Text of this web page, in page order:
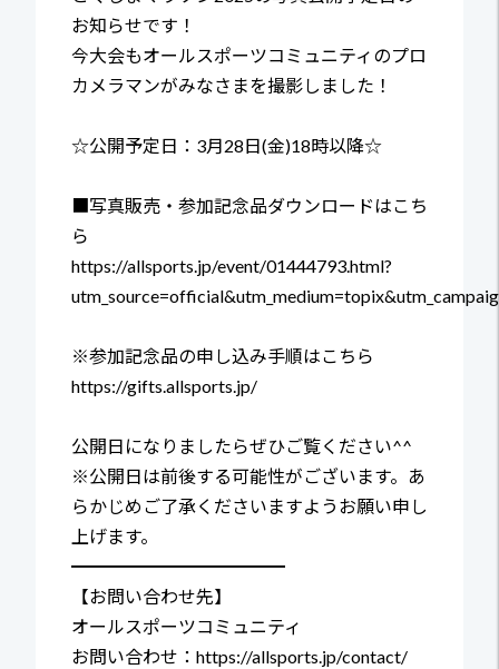
お知らせです！
今大会もオールスポーツコミュニティのプロ
カメラマンがみなさまを撮影しました！
☆公開予定日：3月28日(金)18時以降☆
■写真販売・参加記念品ダウンロードはこち
ら
https://allsports.jp/event/01444793.html?
※参加記念品の申し込み手順はこちら
https://gifts.allsports.jp/
公開日になりましたらぜひご覧ください^^
※公開日は前後する可能性がございます。あ
らかじめご了承くださいますようお願い申し
上げます。
━━━━━━━━━━━━
【お問い合わせ先】
オールスポーツコミュニティ
お問い合わせ：https://allsports.jp/contact/